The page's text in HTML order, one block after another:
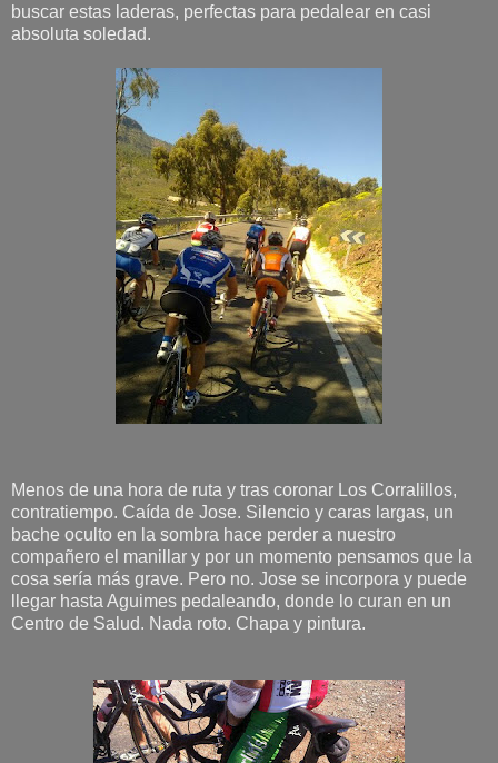
buscar estas laderas, perfectas para pedalear en casi
absoluta soledad.
Menos de una hora de ruta y tras coronar Los Corralillos,
contratiempo. Caída de Jose. Silencio y caras largas, un
bache oculto en la sombra hace perder a nuestro
compañero el manillar y por un momento pensamos que la
cosa sería más grave. Pero no. Jose se incorpora y puede
llegar hasta Aguimes pedaleando, donde lo curan en un
Centro de Salud. Nada roto. Chapa y pintura.